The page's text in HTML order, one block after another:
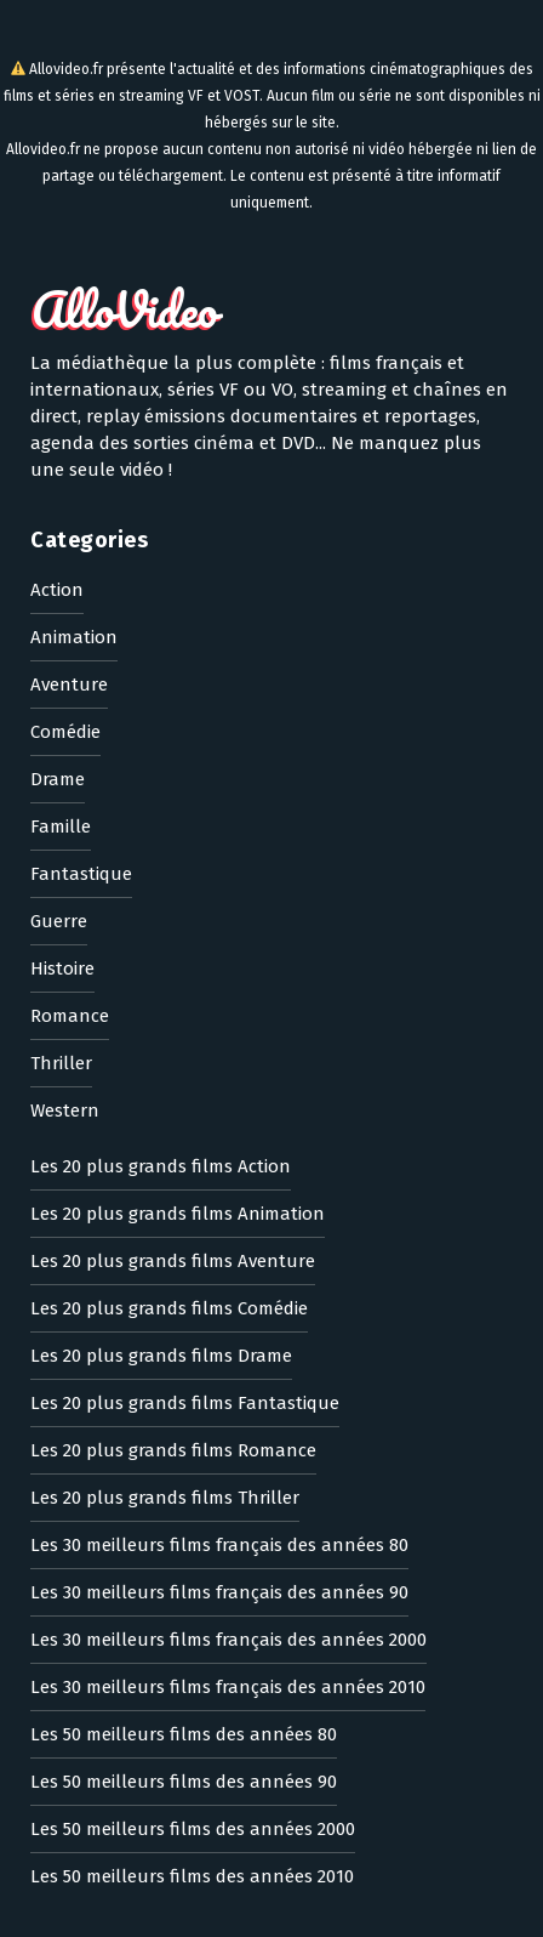
Allovideo.fr présente l'actualité et des informations cinématographiques des
films et séries en streaming VF et VOST. Aucun film ou série ne sont disponibles ni
hébergés sur le site.
Allovideo.fr ne propose aucun contenu non autorisé ni vidéo hébergée ni lien de
partage ou téléchargement. Le contenu est présenté à titre informatif
uniquement.
La médiathèque la plus complète : films français et
internationaux, séries VF ou VO, streaming et chaînes en
direct, replay émissions documentaires et reportages,
agenda des sorties cinéma et DVD... Ne manquez plus
une seule vidéo !
Categories
Action
Animation
Aventure
Comédie
Drame
Famille
Fantastique
Guerre
Histoire
Romance
Thriller
Western
Les 20 plus grands films Action
Les 20 plus grands films Animation
Les 20 plus grands films Aventure
Les 20 plus grands films Comédie
Les 20 plus grands films Drame
Les 20 plus grands films Fantastique
Les 20 plus grands films Romance
Les 20 plus grands films Thriller
Les 30 meilleurs films français des années 80
Les 30 meilleurs films français des années 90
Les 30 meilleurs films français des années 2000
Les 30 meilleurs films français des années 2010
Les 50 meilleurs films des années 80
Les 50 meilleurs films des années 90
Les 50 meilleurs films des années 2000
Les 50 meilleurs films des années 2010